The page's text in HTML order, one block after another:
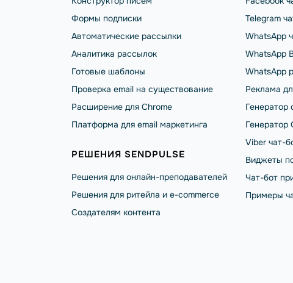
Формы подписки
Автоматические рассылки
Аналитика рассылок
Готовые шаблоны
Проверка email на существование
Расширение для Chrome
Платформа для email маркетинга
РЕШЕНИЯ SENDPULSE
Решения для онлайн-преподавателей
Решения для ритейла и e-commerce
Создателям контента
Telegram
WhatsApp
WhatsApp
WhatsApp
Реклама
Генератор
Генератор
Viber чат-
Виджеты
Чат-бот
Примеры